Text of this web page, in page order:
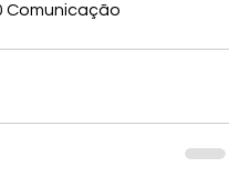
Comunicação